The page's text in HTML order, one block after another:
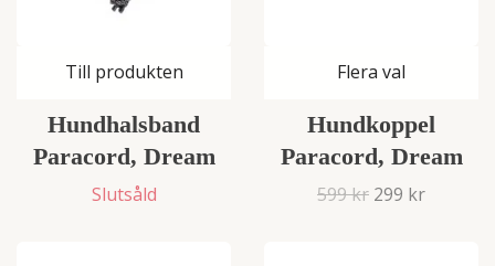
Till produkten
Hundhalsband
Paracord, Dream
Slutsåld
Flera val
Hundkoppel
Paracord, Dream
599 kr 299 kr